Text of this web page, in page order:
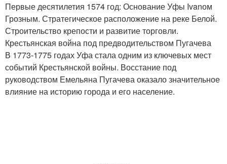
Первые десятилетия 1574 год: Основание Уфы Ivanом
Грозным. Стратегическое расположение на реке Белой.
Строительство крепости и развитие торговли.
Крестьянская война под предводительством Пугачева
В 1773-1775 годах Уфа стала одним из ключевых мест
событий Крестьянской войны. Восстание под
руководством Емельяна Пугачева оказало значительное
влияние на историю города и его население.